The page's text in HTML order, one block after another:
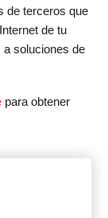
de terceros que
de tu
a soluciones de
para obtener